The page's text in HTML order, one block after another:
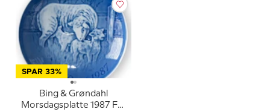
SPAR 33%
Bing & Grøndahl
Morsdagsplatte 1987 Får